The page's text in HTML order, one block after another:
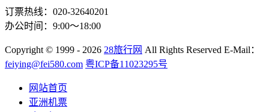
订票热线：020-32640201
办公时间：9:00～18:00
Copyright © 1999 - 2026 28旅行网 All Rights Reserved E-Mail：
feiying@fei580.com 粤ICP备11023295号
网站首页
亚洲机票